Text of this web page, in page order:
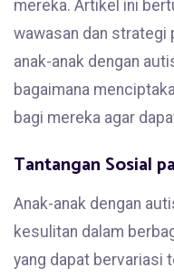
mereka. Artikel ini
wawasan dan strategi
anak-anak dengan
bagaimana
bagi mereka agar
Tantangan Sosial
Anak-anak dengan
kesulitan dalam
yang dapat bervariasi